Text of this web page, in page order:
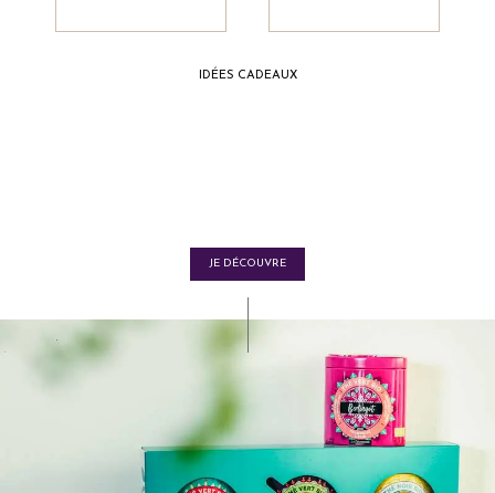
IDÉES CADEAUX
JE DÉCOUVRE